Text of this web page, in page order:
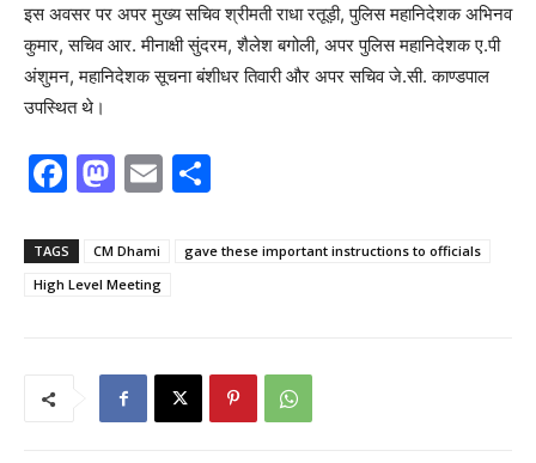
इस अवसर पर अपर मुख्य सचिव श्रीमती राधा रतूड़ी, पुलिस महानिदेशक अभिनव
कुमार, सचिव आर. मीनाक्षी सुंदरम, शैलेश बगोली, अपर पुलिस महानिदेशक ए.पी
अंशुमन, महानिदेशक सूचना बंशीधर तिवारी और अपर सचिव जे.सी. काण्डपाल
उपस्थित थे।
F
c
e
M
st
o
o
n
E
ai ar
TAGS CM Dhami
gave these important instructions to officials
High Level Meeting